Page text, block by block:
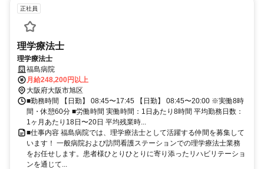
正社員
理学療法士
理学療法士
福島病院
月給248,200円以上
大阪府大阪市旭区
■勤務時間 【日勤】 08:45〜17:45 【日勤】 08:45〜20:00 ※実働8時
間・休憩60分 ■労働時間 実働時間：1日あたり8時間 平均勤務日数：
1ヶ月あたり18日〜20日 平均残業時...
■仕事内容 福島病院では、理学療法士として活躍する仲間を募集して
います！ 一般病院および訪問看護ステーションでの理学療法士業務
をお任せします。患者様ひとりひとりに寄り添ったリハビリテーショ
ンを通じて...